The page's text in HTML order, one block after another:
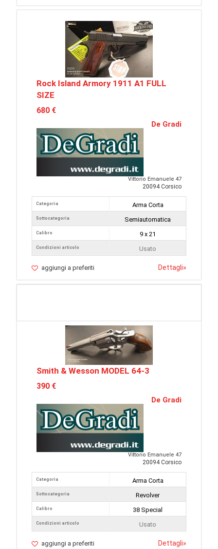
Rock Island Armory 1911 A1 FULL
SIZE
680 €
De Gradi
Vittorio Emanuele 47
20094 Corsico
Categoria
Sottocategoria
Calibro
Condizioni articolo
Arma Corta
Semiautomatica
9 x 21
Usato
aggiungi a preferiti Dettagli»
Smith & Wesson MODEL 64-3
390 €
De Gradi
Vittorio Emanuele 47
20094 Corsico
Categoria
Sottocategoria
Calibro
Condizioni articolo
Arma Corta
Revolver
38 Special
Usato
aggiungi a preferiti Dettagli»